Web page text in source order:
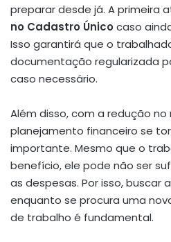
preparar desde já. A primeira
no Cadastro Único caso
Isso garantirá que o
documentação regularizada
caso necessário.
Além disso, com a redução
planejamento financeiro se
importante. Mesmo que o
benefício, ele pode não ser
as despesas. Por isso, buscar
enquanto se procura uma
de trabalho é fundamental.